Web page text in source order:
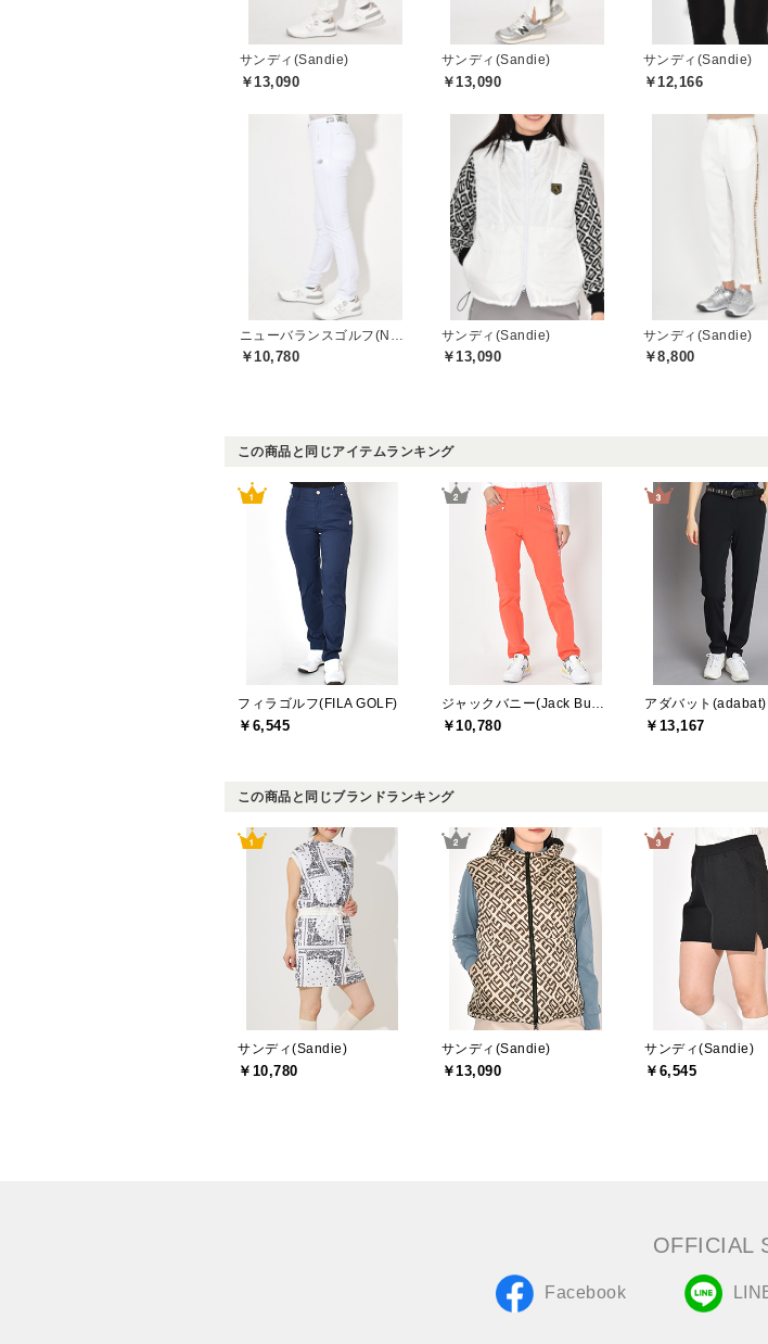
サンディ(Sandie)
￥13,090
サンディ(Sandie)
￥13,090
サンディ(Sandie)
￥12,166
￥10,780
サンディ(Sandie)
￥13,090
サンディ(Sandie)
￥8,800
この商品と同じアイテムランキング
フィラゴルフ(FILA GOLF)
￥6,545 ￥10,780
アダバット(adabat)
￥13,167
この商品と同じブランドランキング
サンディ(Sandie)
￥10,780
サンディ(Sandie)
￥13,090
サンディ(Sandie)
￥6,545
OFFICIAL
Facebook